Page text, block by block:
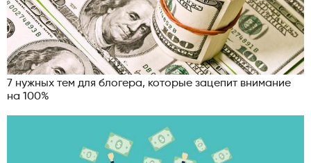
7 нужных тем для блогера, которые зацепит внимание
на 100%